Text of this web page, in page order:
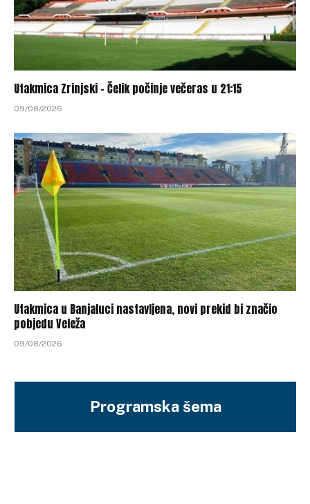
Utakmica Zrinjski – Čelik počinje večeras u 21:15
09/08/2026
Utakmica u Banjaluci nastavljena, novi prekid bi značio
pobjedu Veleža
09/08/2026
Programska šema